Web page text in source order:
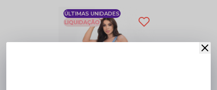
ÚLTIMAS UNIDADES
LIQUIDAÇÃO